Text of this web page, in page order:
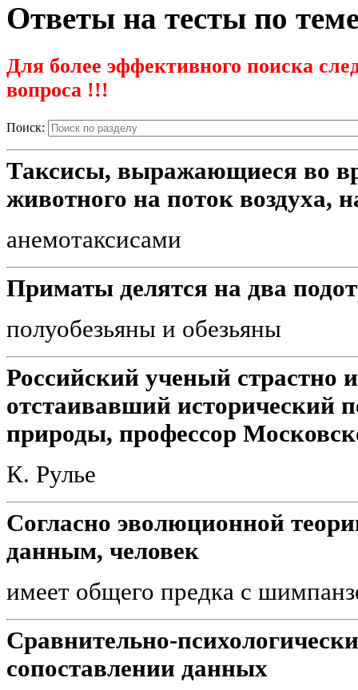
Ответы на тесты по
Для более эффективного поиска
вопроса !!!
Поиск:
Таксисы, выражающиеся во
животного на поток воздуха,
анемотаксисами
Приматы делятся на два
полуобезьяны и обезьяны
Российский ученый страстно
отстаивавший исторический
природы, профессор
К. Рулье
Согласно эволюционной
данным, человек
имеет общего предка с
Сравнительно-
сопоставлении данных